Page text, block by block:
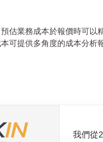
估業務成本於報價時可
可提供多角度的成本分析
我們從